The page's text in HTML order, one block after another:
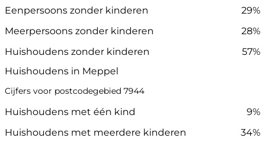
Eenpersoons zonder kinderen
29%
Meerpersoons zonder kinderen
28%
Huishoudens zonder kinderen
57%
Huishoudens in Meppel
Cijfers voor postcodegebied 7944
Huishoudens met één kind
9%
Huishoudens met meerdere kinderen
34%